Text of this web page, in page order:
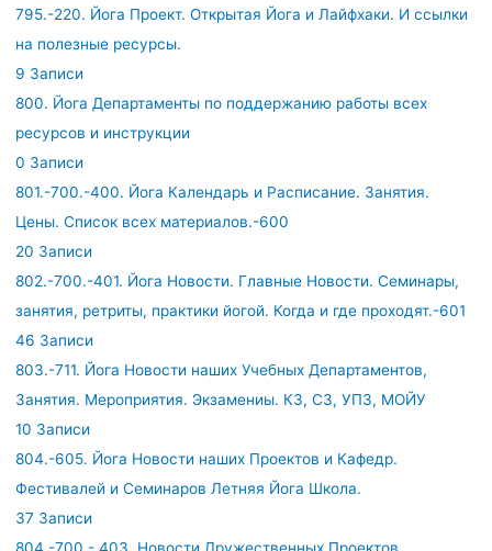
795.-220. Йога Проект. Открытая Йога и Лайфхаки. И ссылки
на полезные ресурсы.
9 Записи
800. Йога Департаменты по поддержанию работы всех
ресурсов и инструкции
0 Записи
801.-700.-400. Йога Календарь и Расписание. Занятия.
Цены. Список всех материалов.-600
20 Записи
802.-700.-401. Йога Новости. Главные Новости. Семинары,
занятия, ретриты, практики йогой. Когда и где проходят.-601
46 Записи
803.-711. Йога Новости наших Учебных Департаментов,
Занятия. Мероприятия. Экзамениы. КЗ, СЗ, УПЗ, МОЙУ
10 Записи
804.-605. Йога Новости наших Проектов и Кафедр.
Фестивалей и Семинаров Летняя Йога Школа.
37 Записи